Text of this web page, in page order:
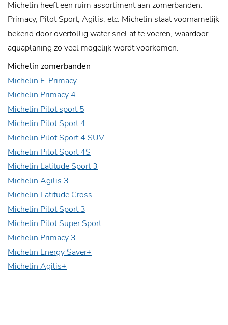
Michelin heeft een ruim assortiment aan zomerbanden:
Primacy, Pilot Sport, Agilis, etc. Michelin staat voornamelijk
bekend door overtollig water snel af te voeren, waardoor
aquaplaning zo veel mogelijk wordt voorkomen.
Michelin zomerbanden
Michelin E-Primacy
Michelin Primacy 4
Michelin Pilot sport 5
Michelin Pilot Sport 4
Michelin Pilot Sport 4 SUV
Michelin Pilot Sport 4S
Michelin Latitude Sport 3
Michelin Agilis 3
Michelin Latitude Cross
Michelin Pilot Sport 3
Michelin Pilot Super Sport
Michelin Primacy 3
Michelin Energy Saver+
Michelin Agilis+